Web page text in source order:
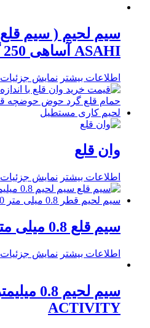
ASAHI آساهی 250 گرمی 63%
اطلاعات بیشتر نمایش جزئیات
وان قلع
اطلاعات بیشتر نمایش جزئیات
سیم قلع 0.8 میلی متر 500 گرمی
اطلاعات بیشتر نمایش جزئیات
ACTIVITY